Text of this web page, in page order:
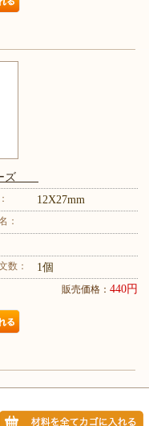
ーズ
12X27mm
：
数： 1個
販売価格： 440円